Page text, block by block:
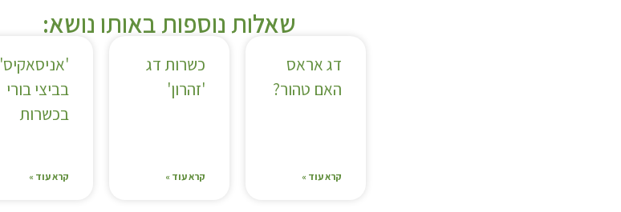
שאלות נוספות באותו נושא:
דג אראס
האם טהור?
קרא עוד »
כשרות דג
'זהרון'
קרא עוד »
'אניסאקיס'
בביצי בורי
בכשרות
קרא עוד »